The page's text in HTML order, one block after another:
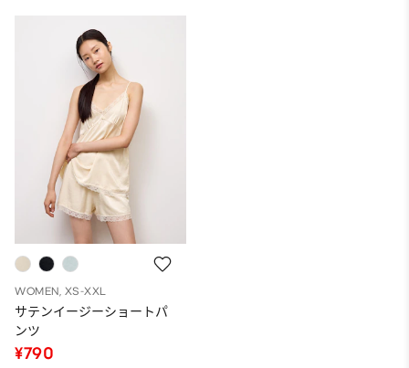
WOMEN, XS-XXL
サテンイージーショートパ
ンツ
¥790